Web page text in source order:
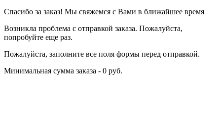
Спасибо за заказ! Мы свяжемся с Вами в ближайшее время
Возникла проблема с отправкой заказа. Пожалуйста,
попробуйте еще раз.
Пожалуйста, заполните все поля формы перед отправкой.
Минимальная сумма заказа - 0 руб.